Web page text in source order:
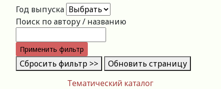
Тематический каталог
Год выпуска
Поиск по автору / названию
Применить фильтр
Сбросить фильтр >> Обновить страницу